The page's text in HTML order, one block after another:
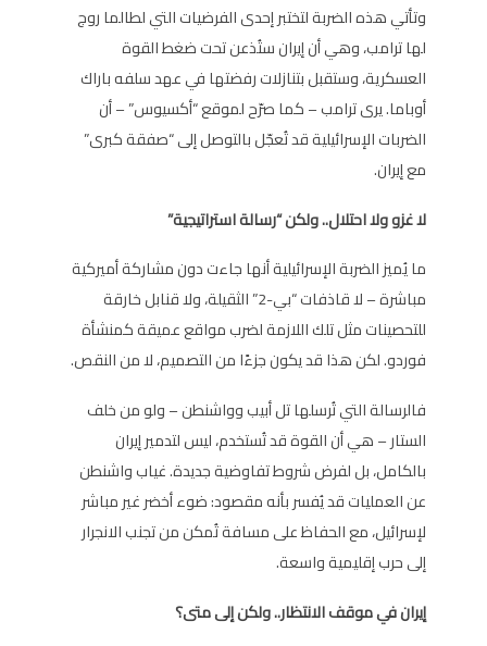
وتأتي هذه الضربة لتختبر إحدى الفرضيات التي لطالما روج
لها ترامب، وهي أن إيران ستُذعن تحت ضغط القوة
العسكرية، وستقبل بتنازلات رفضتها في عهد سلفه باراك
أوباما. يرى ترامب – كما صرّح لموقع “أكسيوس” – أن
الضربات الإسرائيلية قد تُعجّل بالتوصل إلى “صفقة كبرى”
مع إيران.
لا غزو ولا احتلال.. ولكن “رسالة استراتيجية”
ما يُميز الضربة الإسرائيلية أنها جاءت دون مشاركة أميركية
مباشرة – لا قاذفات “بي-2” الثقيلة، ولا قنابل خارقة
للتحصينات مثل تلك اللازمة لضرب مواقع عميقة كمنشأة
فوردو. لكن هذا قد يكون جزءًا من التصميم، لا من النقص.
فالرسالة التي تُرسلها تل أبيب وواشنطن – ولو من خلف
الستار – هي أن القوة قد تُستخدم، ليس لتدمير إيران
بالكامل، بل لفرض شروط تفاوضية جديدة. غياب واشنطن
عن العمليات قد يُفسر بأنه مقصود: ضوء أخضر غير مباشر
لإسرائيل، مع الحفاظ على مسافة تُمكن من تجنب الانجرار
إلى حرب إقليمية واسعة.
إيران في موقف الانتظار.. ولكن إلى متى؟